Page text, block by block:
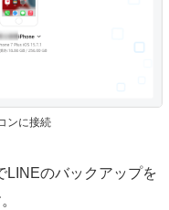
ンに接続
LINEのバックアップを